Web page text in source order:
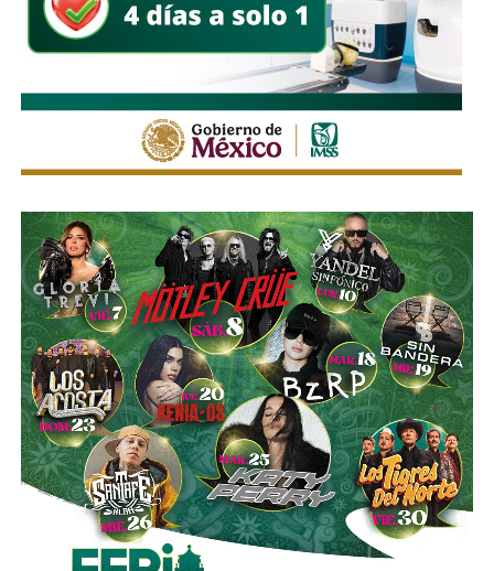
“Hace rato oí la declaración de la fiscal que decía que ahí
era un punto. Yo digo, ¿por qué no se ha atacado ese
punto?”, expresó.
El edil insistió en queno adelantará conclusiones ni
atribuirá responsabilidades sin que concluya la
investigación, aunque reiteró que su administración
mantendrá una política de cero tolerancia frente a cualquier
conducta irregular dentro de la corporación.
“Pueden ser muchas conjeturas que yo no quisiera
adelantar, pero sí,mi compromiso es una policía limpia,
una policía sana; y si hay que investigar y tenemos
que sancionar, lo voy a hacer. Ese es mi compromiso
con la población”, concluyó.
La declaración del alcalde se da luego de quela SSPC
municipal informara el inicio de una investigación